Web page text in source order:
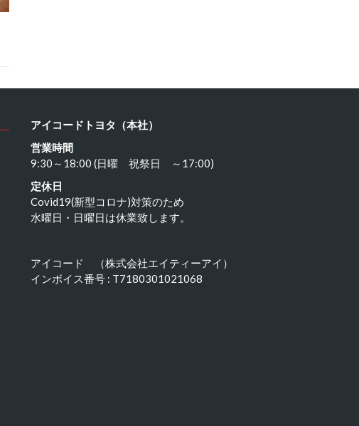
アイコードトヨタ（本社）
営業時間
9:30～18:00 (日曜 祝祭日 ～17:00)
定休日
Covid19(新型コロナ)対策のため
水曜日・日曜日は休業致します。
アイコード （株式会社エイティーアイ）
インボイス番号 : T7180301021068